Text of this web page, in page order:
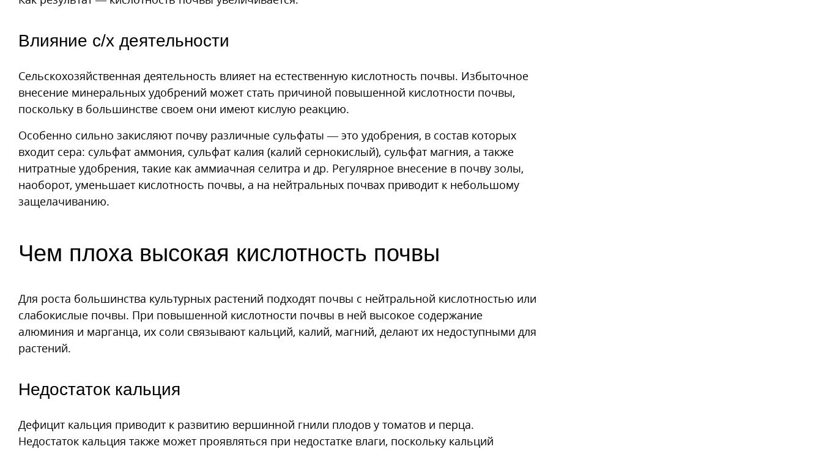
Влияние с/х деятельности
Сельскохозяйственная деятельность влияет на естественную кислотность почвы. Избыточное
внесение минеральных удобрений может стать причиной повышенной кислотности почвы,
поскольку в большинстве своем они имеют кислую реакцию.
Особенно сильно закисляют почву различные сульфаты — это удобрения, в состав которых
входит сера: сульфат аммония, сульфат калия (калий сернокислый), сульфат магния, а также
нитратные удобрения, такие как аммиачная селитра и др. Регулярное внесение в почву золы,
наоборот, уменьшает кислотность почвы, а на нейтральных почвах приводит к небольшому
защелачиванию.
Чем плоха высокая кислотность почвы
Для роста большинства культурных растений подходят почвы с нейтральной кислотностью или
слабокислые почвы. При повышенной кислотности почвы в ней высокое содержание
алюминия и марганца, их соли связывают кальций, калий, магний, делают их недоступными для
растений.
Недостаток кальция
Дефицит кальция приводит к развитию вершинной гнили плодов у томатов и перца.
Недостаток кальция также может проявляться при недостатке влаги, поскольку кальций